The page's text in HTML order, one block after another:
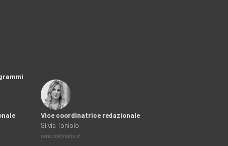
Vice coordinatrice redazionale
Silvia Toniolo
toniolo@noitv.it